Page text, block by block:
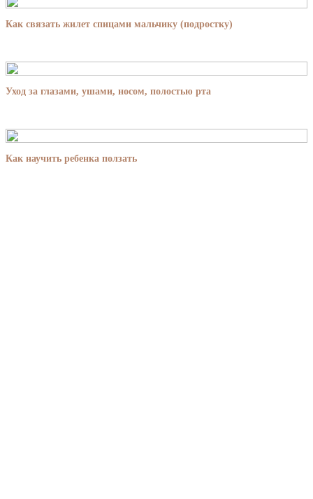
Как связать жилет спицами мальчику (подростку)
Уход за глазами, ушами, носом, полостью рта
Как научить ребенка ползать